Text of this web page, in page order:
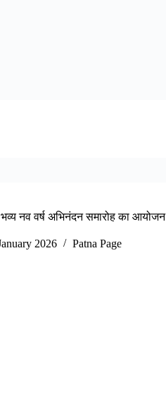
नव वर्ष अभिनंदन समारोह का आयोजन
2026 Patna Page